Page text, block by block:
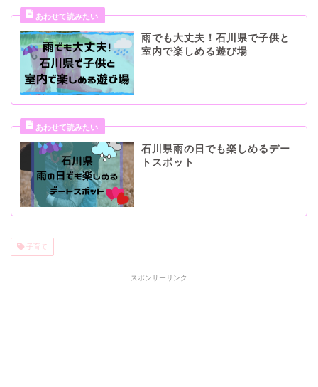
雨でも大丈夫！石川県で子供と
室内で楽しめる遊び場
石川県雨の日でも楽しめるデー
トスポット
子育て
スポンサーリンク